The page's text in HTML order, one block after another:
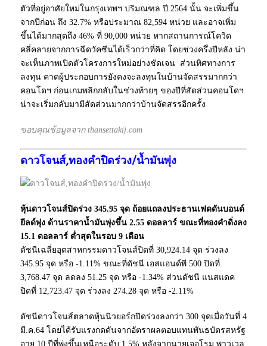
ตัวที่อยู่อาศัยใหม่ในกรุงเทพฯ ปริมณฑล ปี 2564 นั้น จะเพิ่มขึ้น
จากปีก่อน ถึง 32.7% หรือประมาณ 82,594 หน่วย และอาจเพิ่ม
ขึ้นได้มากสุดถึง 46% ที่ 90,000 หน่วย หากสถานการณ์โควิด
คลี่คลายจากการฉีดวัคซีนได้เร็วกว่าที่คิด โดยช่วงครึ่งปีหลัง น่า
จะเห็นภาพเปิดตัวโครงการใหม่อย่างชัดเจน ส่วนทิศทางการ
ลงทุน คาดผู้ประกอบการยังคงจะลงทุนในบ้านจัดสรรมากกว่า
คอนโดฯ ก่อนเกมพลิกกลับในช่วงท้ายๆ ของปีที่สัดส่วนคอนโดฯ
น่าจะเริ่มกลับมามีสัดส่วนมากกว่าบ้านจัดสรรอีกครั้ง
ขอบคุณข้อมูลจาก thansettakij.com
ดาวโจนส์,ทองคำปิดร่วง/น้ำมันพุ่ง
หุ้นดาวโจนส์ปิดร่วง 345.95 จุด ถ้อยแถลงประธานเฟดดันบอนด์
ยีลด์พุ่ง ด้านราคาน้ำมันพุ่งขึ้น 2.55 ดอลลาร์ ขณะที่ทองคำดิ่งลง
15.1 ดอลลาร์ ต่ำสุดในรอบ 9 เดือน
ดัชนีเฉลี่ยอุตสาหกรรมดาวโจนส์ปิดที่ 30,924.14 จุด ร่วงลง
345.95 จุด หรือ -1.11% ขณะที่ดัชนี เอสแอนด์พี 500 ปิดที่
3,768.47 จุด ลดลง 51.25 จุด หรือ -1.34% ส่วนดัชนี แนสแดค
ปิดที่ 12,723.47 จุด ร่วงลง 274.28 จุด หรือ -2.11%
ดัชนีดาวโจนส์ตลาดหุ้นนิวยอร์กปิดร่วงลงกว่า 300 จุดเมื่อวันที่ 4
มี.ค.64 โดยได้รับแรงกดดันจากอัตราผลตอบแทนพันธบัตรสหรัฐ
อายุ 10 ปีที่พุ่งขึ้นเหนือระดับ 1.5% หลังจากนายเจอโรม พาวเวล